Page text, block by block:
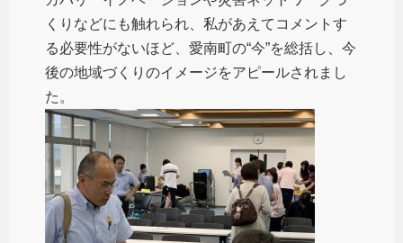
くりなどにも触れられ、私があえてコメントす
る必要性がないほど、愛南町の“今”を総括し、今
後の地域づくりのイメージをアピールされまし
た。